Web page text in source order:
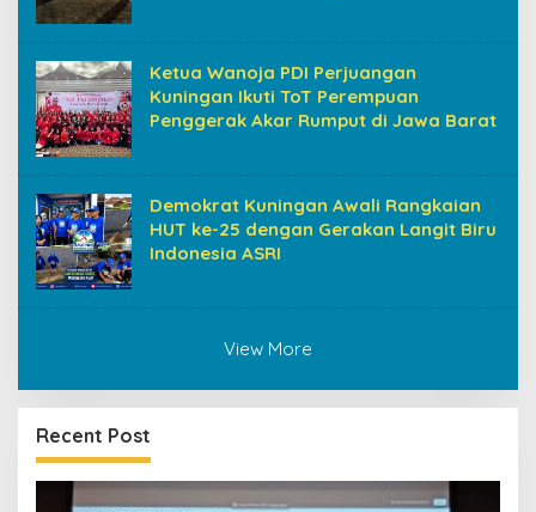
Ketua Wanoja PDI Perjuangan
Kuningan Ikuti ToT Perempuan
Penggerak Akar Rumput di Jawa Barat
Demokrat Kuningan Awali Rangkaian
HUT ke-25 dengan Gerakan Langit Biru
Indonesia ASRI
View More
Recent Post